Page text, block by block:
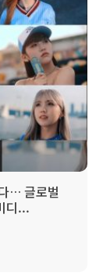
… 글로벌
디...